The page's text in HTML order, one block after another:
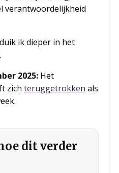
verantwoordelijkheid
duik ik dieper in het
2025: Het
zich teruggetrokken als
dit verder